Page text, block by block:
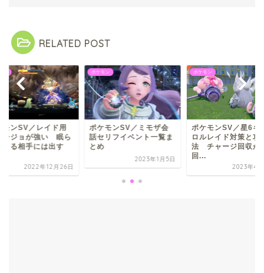
RELATED POST
モンSV／レイド用
ージョが強い 眠ら
くる相手には出す
2022年12月26日
ポケモン
ポケモンSV／ミモザ会
話セリフイベント一覧ま
とめ
2023年1月5日
ポケモン
ポケモンSV／星6キ
ロルレイド対策と攻
法 チャージ回収が
回...
2023年4